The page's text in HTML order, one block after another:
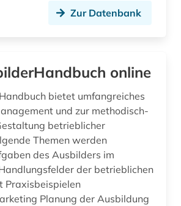
(3)
informationskompetenz (1)
informationstechnologie (1)
informationswissenschaften (2)
ingenieurwissenschaften (3)
Zur Datenbank
online
bietet umfangreiches
und zur methodisch-
betrieblicher
Themen werden
Praxisbeispielen
der Ausbildung